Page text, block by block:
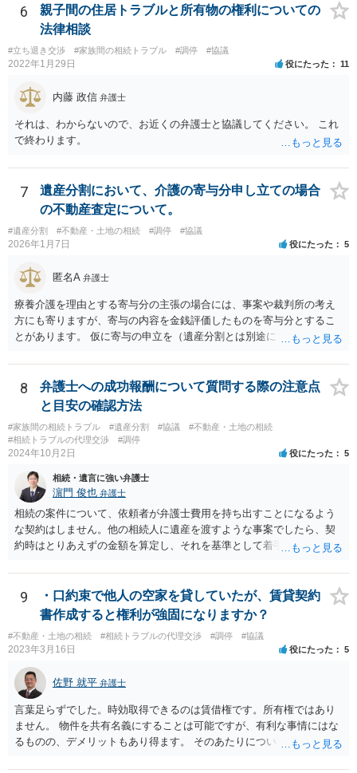
「面会に来てくれ」で、長男に聞くと「面会は出来ない。俺は携帯電
話の使い方を教える為に会っている」「母の話は聞かなくて良い」と
電話が切れました。その後の電話でも「食事に毒が入っている」「体
にチップが埋められている」等、おかしかったです。 当時の診療記
録、介護認定の資料、介護記録を取得して 弁護士に面談で相談された
方がよいと思います。
6
親子間の住居トラブルと所有物の権利についての
法律相談
#立ち退き交渉 #家族間の相続トラブル #調停 #協議
2022年1月29日 役にたった 11
内藤 政信 弁護士
それは、わからないので、お近くの弁護士と協議してください。 これ
で終わります。
7
遺産分割において、介護の寄与分申し立ての場合
の不動産査定について。
#遺産分割 #不動産・土地の相続 #調停 #協議
2026年1月7日 役にたった 5
匿名A 弁護士
療養介護を理由とする寄与分の主張の場合には、事案や裁判所の考え
方にも寄りますが、寄与の内容を金銭評価したものを寄与分とするこ
とがあります。 仮に寄与の申立を（遺産分割とは別途に）して、その
価）は不要ということもあります。 ただ、前提として、遺産分割はし
なければならないでしょうから、現実的にはいずれにせよ不動産評価
は必要でしょう。
8
弁護士への成功報酬について質問する際の注意点
と目安の確認方法
#家族間の相続トラブル #遺産分割 #協議
#不動産・土地の相続
#相続トラブルの代理交渉
#調停
2024年10月2日 役にたった 5
相続・遺言に強い弁護士
濵門 俊也 弁護士
相続の案件について、依頼者が弁護士費用を持ち出すことになるよう
な契約はしません。他の相続人に遺産を渡すような事案でしたら、契
約時はとりあえずの金額を算定し、それを基準として着手金を設定
あり得ます。 今後の見通しを言わないで契約はできないです。依頼者
が納得できる説明を受けるべきです。
9
・口約束で他人の空家を貸していたが、賃貸契約
書作成すると権利が強固になりますか？
#不動産・土地の相続 #相続トラブルの代理交渉 #調停 #協議
2023年3月16日 役にたった 5
佐野 就平 弁護士
言葉足らずでした。時効取得できるのは賃借権です。所有権ではあり
ません。 物件を共有名義にすることは可能ですが、有利な事情にはな
るものの、デメリットもあり得ます。 そのあたりについては、お近く